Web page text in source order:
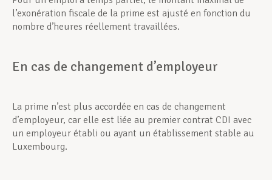
l’exonération fiscale de la prime est ajusté en fonction du
nombre d’heures réellement travaillées.
En cas de changement d’employeur
La prime n’est plus accordée en cas de changement
d’employeur, car elle est liée au premier contrat CDI avec
un employeur établi ou ayant un établissement stable au
Luxembourg.